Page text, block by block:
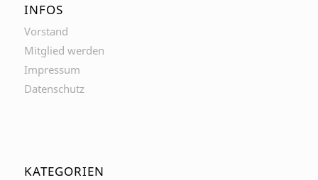
INFOS
Vorstand
Mitglied werden
Impressum
Datenschutz
KATEGORIEN